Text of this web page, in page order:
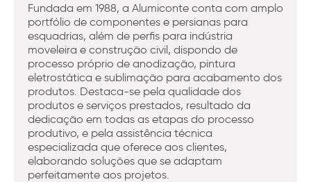
Fundada em 1988, a Alumiconte conta com amplo
portfólio de componentes e persianas para
esquadrias, além de perfis para indústria
moveleira e construção civil, dispondo de
processo próprio de anodização, pintura
eletrostática e sublimação para acabamento dos
produtos. Destaca-se pela qualidade dos
produtos e serviços prestados, resultado da
dedicação em todas as etapas do processo
produtivo, e pela assistência técnica
especializada que oferece aos clientes,
elaborando soluções que se adaptam
perfeitamente aos projetos.